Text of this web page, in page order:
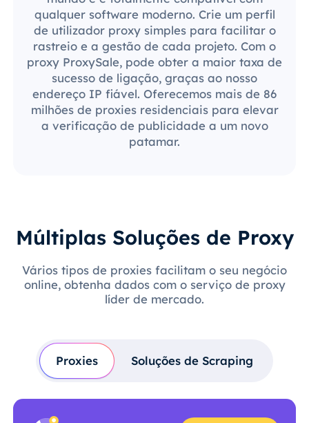
qualquer software moderno. Crie um perfil
de utilizador proxy simples para facilitar o
rastreio e a gestão de cada projeto. Com o
proxy ProxySale, pode obter a maior taxa de
sucesso de ligação, graças ao nosso
endereço IP fiável. Oferecemos mais de 86
milhões de proxies residenciais para elevar
a verificação de publicidade a um novo
patamar.
Múltiplas Soluções de Proxy
Vários tipos de proxies facilitam o seu negócio
online, obtenha dados com o serviço de proxy
líder de mercado.
Proxies Soluções de Scraping